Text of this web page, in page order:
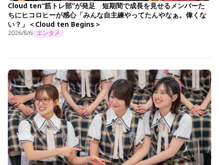
Cloud ten“筋トレ部”が発足 短期間で成長を見せるメンバーた
ちにヒコロヒーが感心「みんな自主練やってたんやなぁ。偉くな
い？」＜Cloud ten Begins＞
2026/8/6 エンタメ